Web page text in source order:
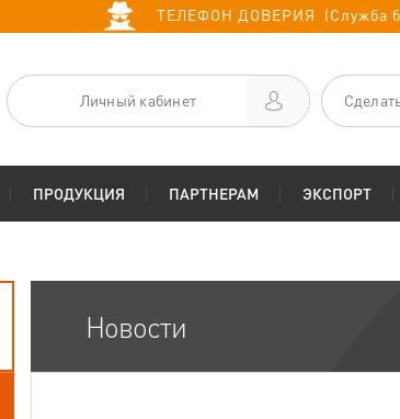
ТЕЛЕФОН ДОВЕРИЯ (Служба
Личный кабинет
ПРОДУКЦИЯ ПАРТНЕРАМ ЭКСПОРТ
Новости